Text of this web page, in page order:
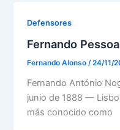
Defensores
Fernando Pessoa
Fernando Alonso/24/11/
Fernando António
junio de 1888 —
más conocido como